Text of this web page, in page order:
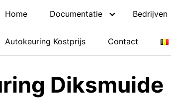
Home Documentatie Bedrijven
Autokeuring Kostprijs Contact
Diksmuide